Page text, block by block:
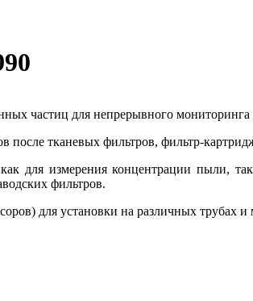
частиц для непрерывного
после тканевых фильтров, фильтр-
измерения концентрации пыли, так
фильтров.
для установки на различных